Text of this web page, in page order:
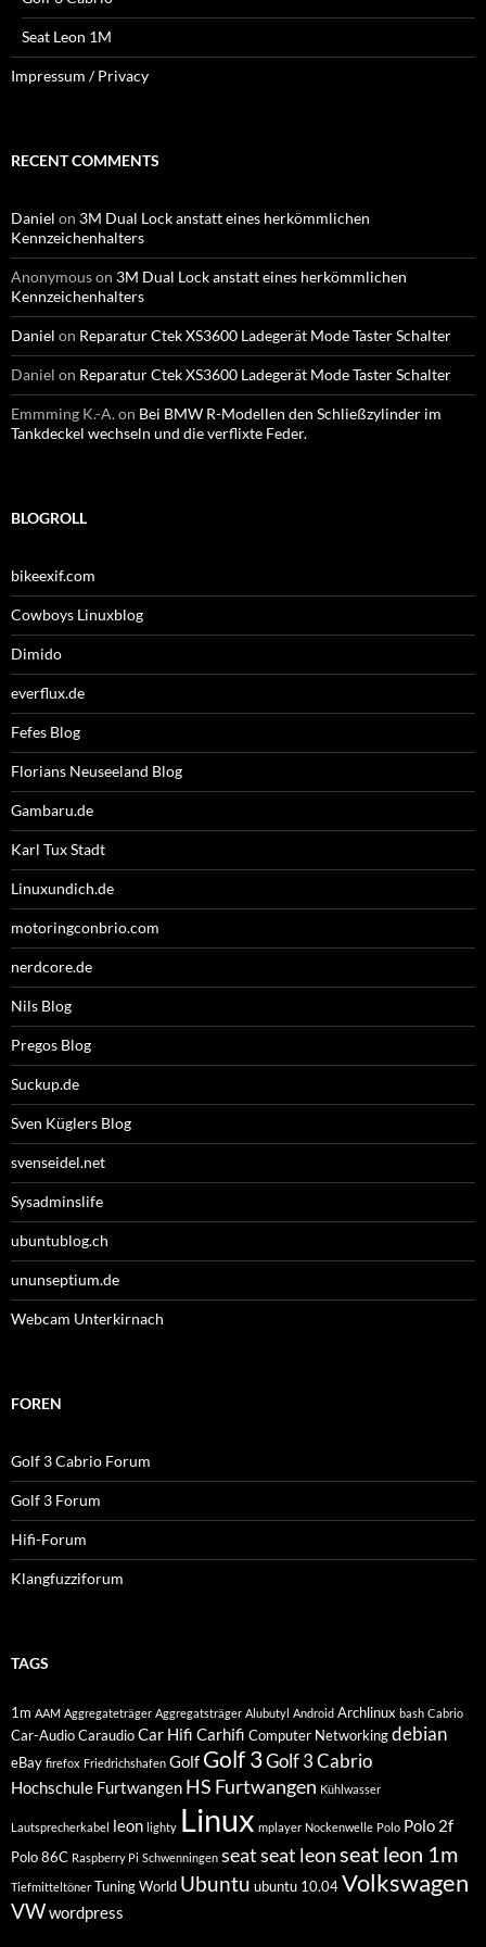
Seat Leon 1M
Impressum / Privacy
RECENT COMMENTS
Daniel on 3M Dual Lock anstatt eines herkömmlichen
Kennzeichenhalters
Anonymouson 3M Dual Lock anstatt eines herkömmlichen
Kennzeichenhalters
Daniel on Reparatur Ctek XS3600 Ladegerät Mode Taster Schalter
Daniel on Reparatur Ctek XS3600 Ladegerät Mode Taster Schalter
Emmming K.-A.on Bei BMW R-Modellen den Schließzylinder im
Tankdeckel wechseln und die verflixte Feder.
BLOGROLL
bikeexif.com
Cowboys Linuxblog
Dimido
everflux.de
Fefes Blog
Florians Neuseeland Blog
Gambaru.de
Karl Tux Stadt
Linuxundich.de
motoringconbrio.com
nerdcore.de
Nils Blog
Pregos Blog
Suckup.de
Sven Küglers Blog
svenseidel.net
Sysadminslife
ubuntublog.ch
ununseptium.de
Webcam Unterkirnach
FOREN
Golf 3 Cabrio Forum
Golf 3 Forum
Hifi-Forum
Klangfuzziforum
TAGS
1m AAM Aggregateträger Aggregatsträger Alubutyl Android Archlinux bash Cabrio
Car-AudioCaraudioCar Hifi Carhifi Computer Networkingdebian
eBay firefox Friedrichshafen Golf Golf 3Golf 3 Cabrio
Hochschule Furtwangen HS Furtwangen Kühlwasser
Lautsprecherkabel leon lighty Linux mplayer Nockenwelle Polo Polo 2f
Polo 86C Raspberry Pi Schwenningen seatseat leonseat leon 1m
Tiefmitteltöner Tuning World Ubuntu ubuntu 10.04Volkswagen
VWwordpress